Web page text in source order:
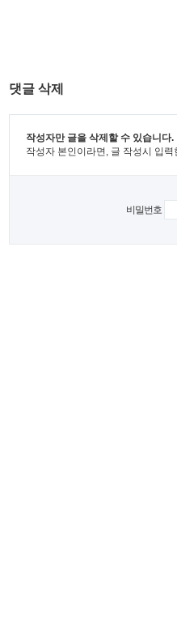
댓글 삭제
작성자만 글을 삭제할 수 있습니다.
작성자 본인이라면, 글 작성시 입
비밀번호